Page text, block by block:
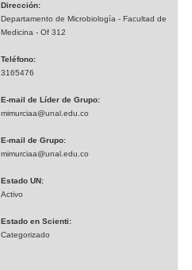
Dirección:
Departamento de Microbiología - Facultad de
Medicina - Of 312
Teléfono:
3165476
E-mail de Líder de Grupo:
mimurciaa@unal.edu.co
E-mail de Grupo:
mimurciaa@unal.edu.co
Estado UN:
Activo
Estado en Scienti:
Categorizado